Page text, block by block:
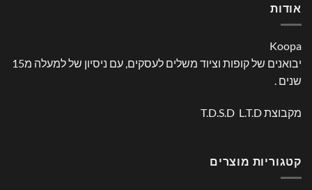
אודות
Koopa
יבואנים של קופות וציוד משלים לעסקים, עם ניסיון של למעלה מ15
שנים .
מקבוצת T.D.S.D L.T.D
קטגוריות מוצרים